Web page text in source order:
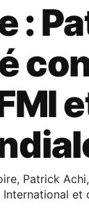
:
Patrick
et